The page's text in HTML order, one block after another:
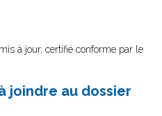
à jour, certifié conforme par le
joindre au dossier